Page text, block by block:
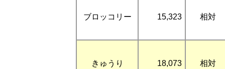
ブロッコリー 15,323 相対
きゅうり 18,073 相対